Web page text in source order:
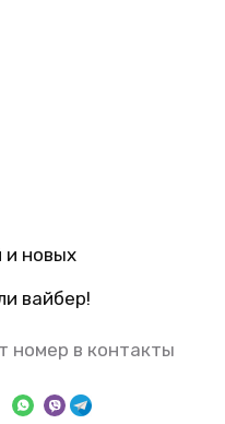
и новых
вайбер!
номер в контакты